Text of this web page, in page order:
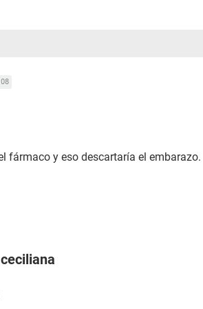
fármaco y eso descartaría el embarazo.